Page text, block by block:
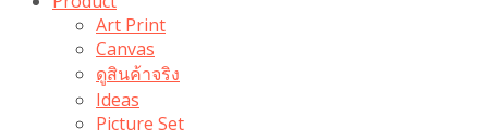
Art Print
Canvas
ดูสินค้าจริง
Ideas
Picture Set